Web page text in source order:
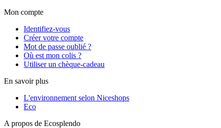
Mon compte
Identifiez-vous
Créer votre compte
Mot de passe oublié ?
Où est mon colis ?
Utiliser un chèque-cadeau
En savoir plus
L'environnement selon Niceshops
Eco
A propos de Ecosplendo